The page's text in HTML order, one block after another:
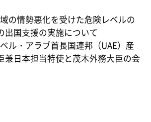
の情勢悪化を受けた危険レベルの
出国支援の実施について
ル・アラブ首長国連邦（UAE）産
兼日本担当特使と茂木外務大臣の会